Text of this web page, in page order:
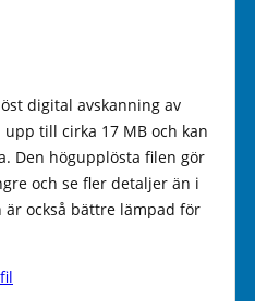
digital avskanning av
till cirka 17 MB och kan
Den högupplösta filen gör
och se fler detaljer än i
är också bättre lämpad för